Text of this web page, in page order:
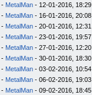
- MetalMan - 12-01-2016, 18:29
- MetalMan - 16-01-2016, 20:08
- MetalMan - 20-01-2016, 12:31
- MetalMan - 23-01-2016, 19:57
- MetalMan - 27-01-2016, 12:20
- MetalMan - 30-01-2016, 18:30
- MetalMan - 03-02-2016, 10:54
- MetalMan - 06-02-2016, 19:03
- MetalMan - 09-02-2016, 18:45